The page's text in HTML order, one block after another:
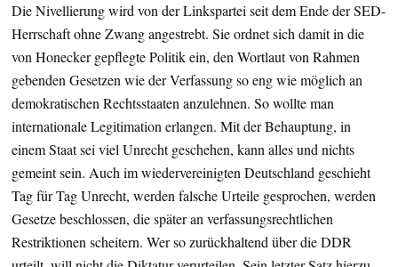
Die Nivellierung wird von der Linkspartei seit dem Ende der SED-
Herrschaft ohne Zwang angestrebt. Sie ordnet sich damit in die
von Honecker gepflegte Politik ein, den Wortlaut von Rahmen
gebenden Gesetzen wie der Verfassung so eng wie möglich an
demokratischen Rechtsstaaten anzulehnen. So wollte man
internationale Legitimation erlangen. Mit der Behauptung, in
einem Staat sei viel Unrecht geschehen, kann alles und nichts
gemeint sein. Auch im wiedervereinigten Deutschland geschieht
Tag für Tag Unrecht, werden falsche Urteile gesprochen, werden
Gesetze beschlossen, die später an verfassungsrechtlichen
Restriktionen scheitern. Wer so zurückhaltend über die DDR